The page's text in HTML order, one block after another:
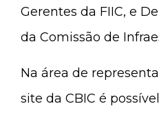
Gerentes da FIIC, e
da Comissão de
Na área de
site da CBIC é